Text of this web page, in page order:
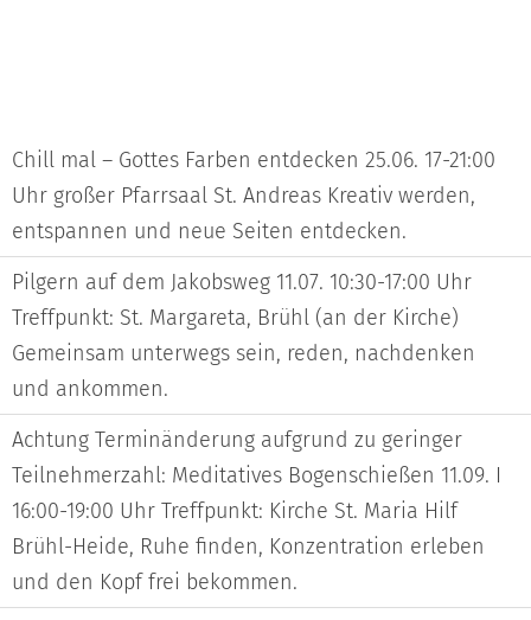
Chill mal – Gottes Farben entdecken 25.06. 17-21:00
Uhr großer Pfarrsaal St. Andreas Kreativ werden,
entspannen und neue Seiten entdecken.
Pilgern auf dem Jakobsweg 11.07. 10:30-17:00 Uhr
Treffpunkt: St. Margareta, Brühl (an der Kirche)
Gemeinsam unterwegs sein, reden, nachdenken
und ankommen.
Achtung Terminänderung aufgrund zu geringer
Teilnehmerzahl: Meditatives Bogenschießen 11.09. I
16:00-19:00 Uhr Treffpunkt: Kirche St. Maria Hilf
Brühl-Heide, Ruhe finden, Konzentration erleben
und den Kopf frei bekommen.